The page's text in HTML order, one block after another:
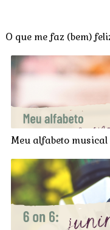
O que me faz (bem)
Meu alfabeto musical